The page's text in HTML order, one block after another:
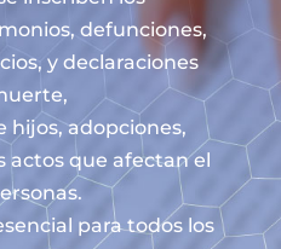
defunciones,
y declaraciones
hijos, adopciones,
actos que afectan el
para todos los